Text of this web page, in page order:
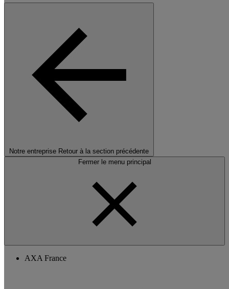
Notre entreprise Retour à la section précédente
Fermer le menu principal
AXA France